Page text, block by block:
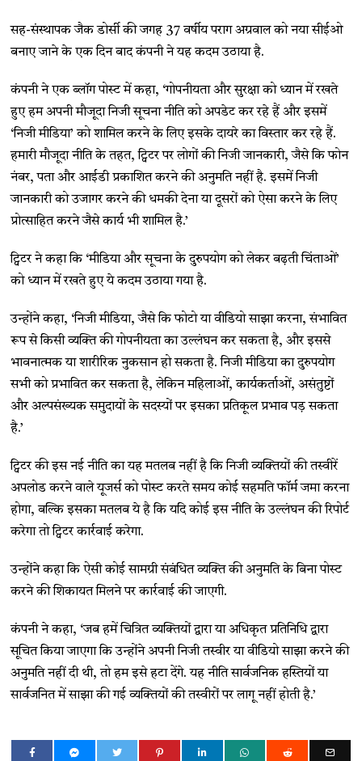
सह-संस्थापक जैक डोर्सी की जगह 37 वर्षीय पराग अग्रवाल को नया सीईओ
बनाए जाने के एक दिन बाद कंपनी ने यह कदम उठाया है.
कंपनी ने एक ब्लॉग पोस्ट में कहा, ‘गोपनीयता और सुरक्षा को ध्यान में रखते
हुए हम अपनी मौजूदा निजी सूचना नीति को अपडेट कर रहे हैं और इसमें
‘निजी मीडिया’ को शामिल करने के लिए इसके दायरे का विस्तार कर रहे हैं.
हमारी मौजूदा नीति के तहत, ट्विटर पर लोगों की निजी जानकारी, जैसे कि फोन
नंबर, पता और आईडी प्रकाशित करने की अनुमति नहीं है. इसमें निजी
जानकारी को उजागर करने की धमकी देना या दूसरों को ऐसा करने के लिए
प्रोत्साहित करने जैसे कार्य भी शामिल है.’
ट्विटर ने कहा कि ‘मीडिया और सूचना के दुरुपयोग को लेकर बढ़ती चिंताओं’
को ध्यान में रखते हुए ये कदम उठाया गया है.
उन्होंने कहा, ‘निजी मीडिया, जैसे कि फोटो या वीडियो साझा करना, संभावित
रूप से किसी व्यक्ति की गोपनीयता का उल्लंघन कर सकता है, और इससे
भावनात्मक या शारीरिक नुकसान हो सकता है. निजी मीडिया का दुरुपयोग
सभी को प्रभावित कर सकता है, लेकिन महिलाओं, कार्यकर्ताओं, असंतुष्टों
और अल्पसंख्यक समुदायों के सदस्यों पर इसका प्रतिकूल प्रभाव पड़ सकता
है.’
ट्विटर की इस नई नीति का यह मतलब नहीं है कि निजी व्यक्तियों की तस्वीरें
अपलोड करने वाले यूजर्स को पोस्ट करते समय कोई सहमति फॉर्म जमा करना
होगा, बल्कि इसका मतलब ये है कि यदि कोई इस नीति के उल्लंघन की रिपोर्ट
करेगा तो ट्विटर कार्रवाई करेगा.
उन्होंने कहा कि ऐसी कोई सामग्री संबंधित व्यक्ति की अनुमति के बिना पोस्ट
करने की शिकायत मिलने पर कार्रवाई की जाएगी.
कंपनी ने कहा, ‘जब हमें चित्रित व्यक्तियों द्वारा या अधिकृत प्रतिनिधि द्वारा
सूचित किया जाएगा कि उन्होंने अपनी निजी तस्वीर या वीडियो साझा करने की
अनुमति नहीं दी थी, तो हम इसे हटा देंगे. यह नीति सार्वजनिक हस्तियों या
सार्वजनित में साझा की गई व्यक्तियों की तस्वीरों पर लागू नहीं होती है.’